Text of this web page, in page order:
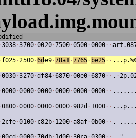
·3038 ·3700 ·0020 ·7500 ·0500 ·0000 · ·
· f025 ·2500 ·6de9 ·78a1 ·7765 · be25 · ·
·0030 ·3270 ·df84 ·6870 ·00e0 ·6870 · · . ·
·0000 ·0000 ·0000 ·0000 ·0000 ·0000 · ·
·0800 ·0000 ·0000 ·0000 ·982d · 1000 · ·
·2cfe ·0100 · c82b · 1200 ·a8af ·0b00 · · .-